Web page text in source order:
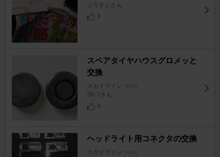
ぷろすとさん
3
スペアタイヤハウスグロメッと
交換
スカイライン [R30]
SK-7さん
4
ヘッドライト用コネクタの交換
スカイライン [R30]